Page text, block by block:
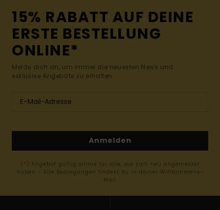
15% RABATT AUF DEINE
ERSTE BESTELLUNG
ONLINE*
Melde dich an, um immer die neuesten News und
exklusive Angebote zu erhalten.
Anmelden
(*) Angebot gültig online für alle, die sich neu angemeldet
haben - Alle Bedingungen findest du in deiner Willkommens-
Mail